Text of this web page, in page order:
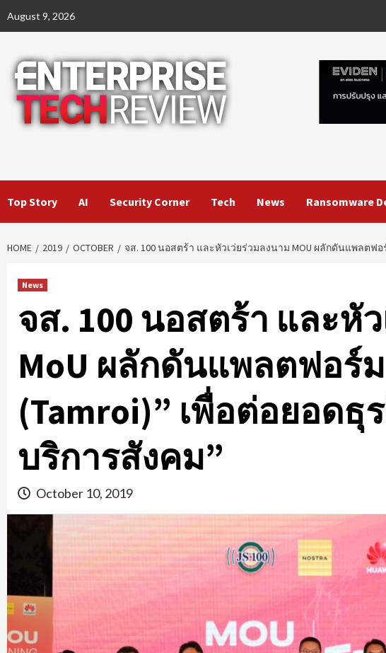
August 9, 2026
Top Story AI Security Corner Tech News Ransomware
HOME 2019 OCTOBER จส. 100 นอสตร้า และหัวเว่ยร่วมลงนาม MOU ผลักดันแพลตฟอ
News
จส. 100 นอสตร้า และหั
MoU ผลักดันแพลตฟอร์
(Tamroi)” เพื่อต่อยอดธุ
บริการสังคม”
October 10, 2019